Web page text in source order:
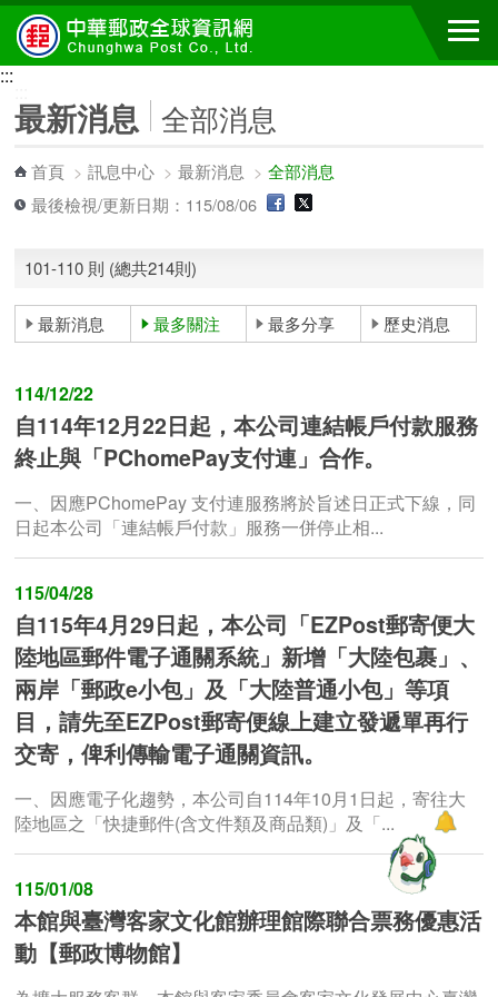
跳到主要內容區塊
:::
最新消息 全部消息
首頁 >訊息中心 >最新消息 >全部消息
最後檢視/更新日期：115/08/06
101-110 則 (總共214則)
最新消息 最多關注 最多分享 歷史消息
114/12/22
自114年12月22日起，本公司連結帳戶付款服務
終止與「PChomePay支付連」合作。
一、因應PChomePay 支付連服務將於旨述日正式下線，同
日起本公司「連結帳戶付款」服務一併停止相...
115/04/28
自115年4月29日起，本公司「EZPost郵寄便大
陸地區郵件電子通關系統」新增「大陸包裹」、
兩岸「郵政e小包」及「大陸普通小包」等項
目，請先至EZPost郵寄便線上建立發遞單再行
交寄，俾利傳輸電子通關資訊。
一、因應電子化趨勢，本公司自114年10月1日起，寄往大
陸地區之「快捷郵件(含文件類及商品類)」及「...
115/01/08
本館與臺灣客家文化館辦理館際聯合票務優惠活
動【郵政博物館】